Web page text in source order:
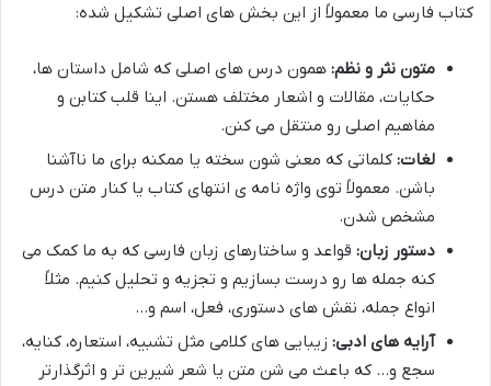
کتاب فارسی ما معمولاً از این بخش های اصلی تشکیل شده:
متون نثر و نظم: همون درس های اصلی که شامل داستان ها،
حکایات، مقالات و اشعار مختلف هستن. اینا قلب کتابن و
مفاهیم اصلی رو منتقل می کنن.
لغات: کلماتی که معنی شون سخته یا ممکنه برای ما ناآشنا
باشن. معمولاً توی واژه نامه ی انتهای کتاب یا کنار متن درس
مشخص شدن.
دستور زبان: قواعد و ساختارهای زبان فارسی که به ما کمک می
کنه جمله ها رو درست بسازیم و تجزیه و تحلیل کنیم. مثلاً
انواع جمله، نقش های دستوری، فعل، اسم و…
آرایه های ادبی: زیبایی های کلامی مثل تشبیه، استعاره، کنایه،
سجع و… که باعث می شن متن یا شعر شیرین تر و اثرگذارتر